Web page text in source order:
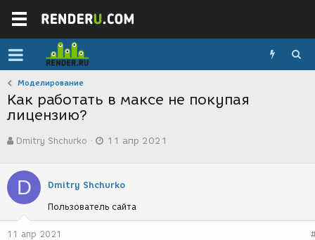
Моделирование
Как работать в максе не покупая
лицензию?
в
о
р
т
е
м
ы
Dmitry Shchurko
а
с
з
д
11 апр 2021
D Dmitry Shchurko
Пользователь сайта
11 апр 2021